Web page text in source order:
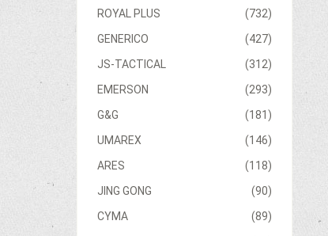
(732)
ROYAL PLUS
(427)
GENERICO
(312)
JS-TACTICAL
(293)
EMERSON
(181)
G&G
(146)
UMAREX
(118)
ARES
(90)
JING GONG
(89)
CYMA